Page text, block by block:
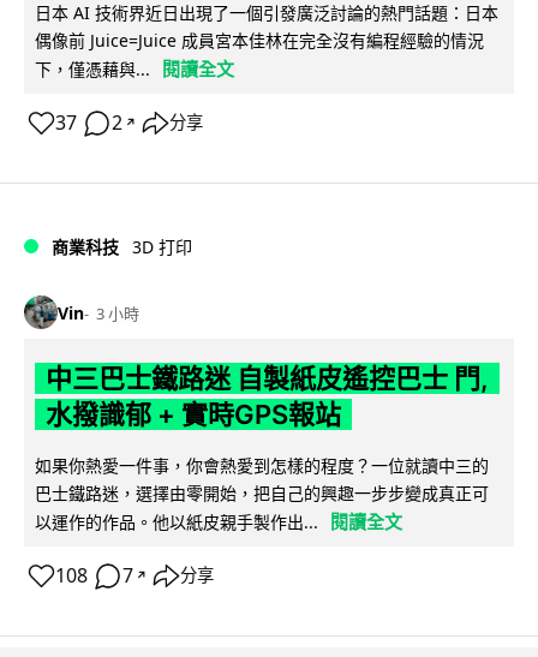
日本 AI 技術界近日出現了一個引發廣泛討論的熱門話題：日本
偶像前 Juice=Juice 成員宮本佳林在完全沒有編程經驗的情況
下，僅憑藉與...
閱讀全文
37 2 ↗ 分享
商業科技 3D 打印
Vin 3 小時
中三巴士鐵路迷 自製紙皮遙控巴士 門,
水撥識郁 + 實時GPS報站
如果你熱愛一件事，你會熱愛到怎樣的程度？一位就讀中三的
巴士鐵路迷，選擇由零開始，把自己的興趣一步步變成真正可
以運作的作品。他以紙皮親手製作出...
閱讀全文
108 7 ↗ 分享